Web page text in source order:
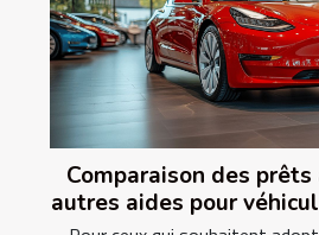
Comparaison des
autres aides pour